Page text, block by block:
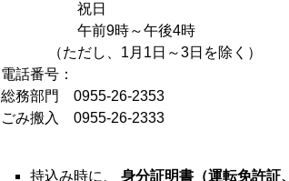
祝日
午前9時～午後4時
（ただし、1月1日～3日を除く）
電話番号：
総務部門 0955-26-2353
ごみ搬入 0955-26-2333
持込み時に、 身分証明書（運転免許証